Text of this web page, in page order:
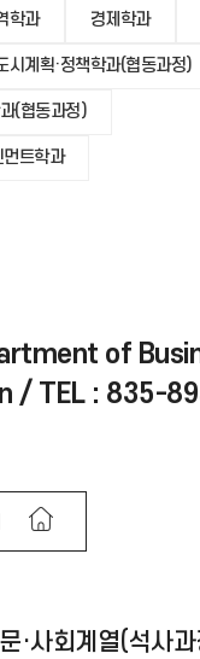
학과 경제학과
시계획·정책학과(협동과정)
(협동과정)
트학과
of
/ TEL : 835-
·사회계열(석사